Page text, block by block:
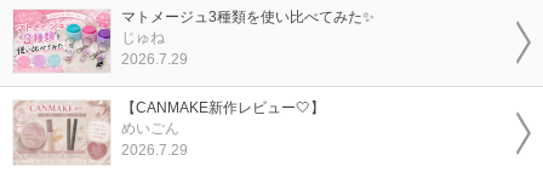
マトメージュ3種類を使い比べてみた✨
じゅね
2026.7.29
【CANMAKE新作レビュー🤍】
めいごん
2026.7.29